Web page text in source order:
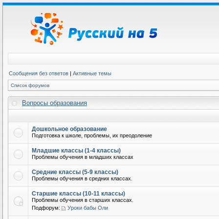
Сообщения без ответов | Активные темы
Список форумов
Вопросы образования
Дошкольное образование
Подготовка к школе, проблемы, их преодоление
Младшие классы (1-4 классы)
Проблемы обучения в младших классах
Средние классы (5-9 классы)
Проблемы обучения в средних классах.
Старшие классы (10-11 классы)
Проблемы обучения в старших классах.
Подфорум:
Уроки бабы Оли